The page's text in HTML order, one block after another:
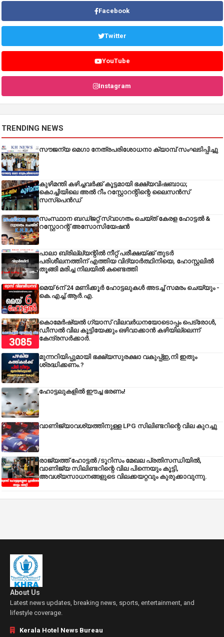
Facebook
Twitter
YouTube
Instagram
TRENDING NEWS
സൗജന്യ മെഗാ നേത്രപരിശോധനാ ക്യാമ്പ് സംഘടിപ്പിച്ചു
കുഴിമന്തി കഴിച്ചവർക്ക് കൂട്ടമായി ഭക്ഷ്യവിഷബാധ;
കൊച്ചിയിലെ അൽ റീം റസ്റ്റോറന്റിന്റെ ലൈസൻസ്
സസ്പെൻഡ്
സംസ്ഥാന ബഡ്‌ജറ്റ് സ്വാഗതം ചെയ്ത് കേരള ഹോട്ടൽ &
റസ്റ്റോറന്റ് അസോസിയേഷൻ
പാലാ ബ്രില്ല്യന്റിൽ നീറ്റ് പരീക്ഷയ്ക്ക് തുടർ
പരിശീലനത്തിന് എത്തിയ വിദ്യാർത്ഥിനിയെ, ഹോസ്റ്റലിൽ
തൂങ്ങി മരിച്ച നിലയിൽ കണ്ടെത്തി
മെയ് 6ന് 24 മണിക്കൂർ ഹോട്ടലുകൾ അടച്ച് സമരം ചെയ്യും -
കെ.എച്ച്.ആർ.എ.
കൊമേർഷ്യൽ ഗ്യാസ് വിലവർധനയോടൊപ്പം പെട്രോൾ,
ഡീസല്‍ വില കൂട്ടിയേക്കും ഒഴിവാക്കാന്‍ കഴിയില്ലെന്ന്
കേന്ദ്രസര്‍ക്കാര്‍.
മുന്നറിയിപ്പുമായി ഭക്ഷ്യസുരക്ഷാ വകുപ്പ്ഇ,നി ഇതും
ശ്രദ്ധിക്കണം.?
ഹോട്ടലുകളിൽ ഈച്ച ഭരണം!
വാണിജ്യാവശ്യത്തിനുള്ള LPG സിലിണ്ടറിന്റെ വില കുറച്ചു
രാജ്യത്ത് ഹോട്ടൽ /ടൂറിസം മേഖല പ്രതിസന്ധിയിൽ,
വാണിജ്യ സിലിണ്ടറിന്റെ വില പിന്നെയും കൂട്ടി,
അവശ്യസാധനങ്ങളുടെ വിലക്കയറ്റവും കുരുക്കാവുന്നു.
About Us
Latest news updates, breaking news, sports, entertainment, and
lifestyle coverage.
Kerala Hotel News Bureau